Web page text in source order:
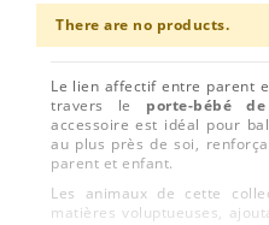
There are no products.
Le lien affectif entre parent
travers le
porte-bébé
accessoire est idéal pour
au plus près de soi,
parent et enfant.
Les animaux de cette
matières voluptueuses,